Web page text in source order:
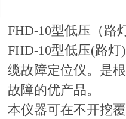
FHD-10型低压（路
FHD-10型低压(路
缆故障定位仪。是
故障的优产品。
本仪器可在不开挖